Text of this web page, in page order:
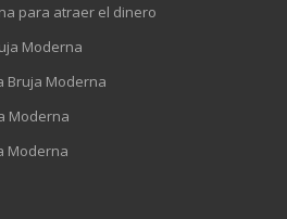
para atraer el dinero
Moderna
Bruja Moderna
Moderna
Moderna